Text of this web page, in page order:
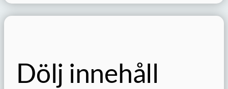
Dölj innehåll